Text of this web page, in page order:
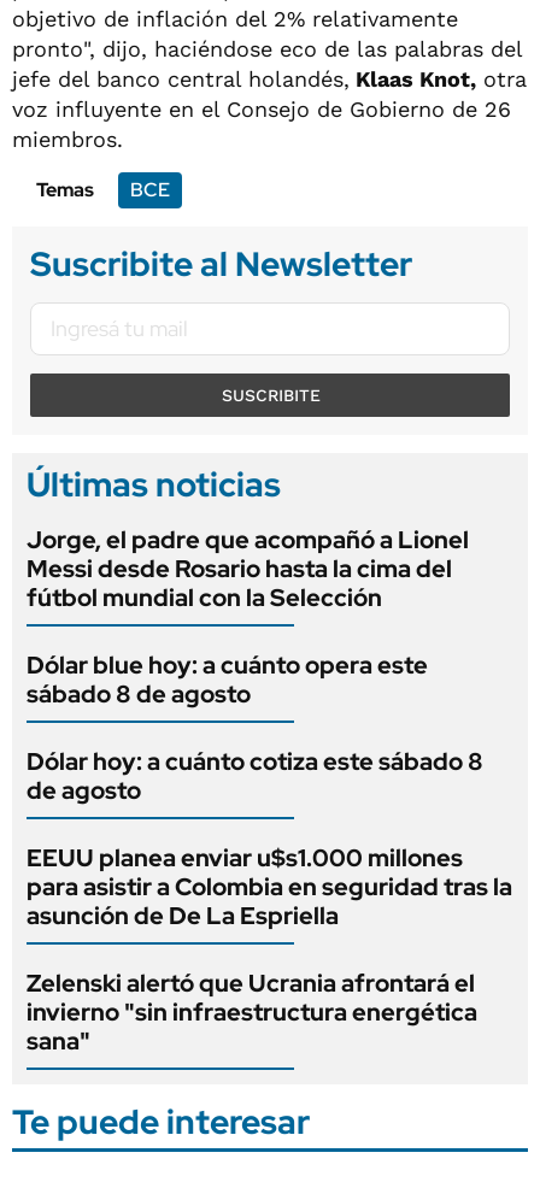
objetivo de inflación del 2% relativamente
pronto", dijo, haciéndose eco de las palabras del
jefe del banco central holandés, Klaas Knot, otra
voz influyente en el Consejo de Gobierno de 26
miembros.
Temas
BCE
Suscribite al Newsletter
SUSCRIBITE
Últimas noticias
Jorge, el padre que acompañó a Lionel
Messi desde Rosario hasta la cima del
fútbol mundial con la Selección
Dólar blue hoy: a cuánto opera este
sábado 8 de agosto
Dólar hoy: a cuánto cotiza este sábado 8
de agosto
EEUU planea enviar u$s1.000 millones
para asistir a Colombia en seguridad tras la
asunción de De La Espriella
Zelenski alertó que Ucrania afrontará el
invierno "sin infraestructura energética
sana"
Te puede interesar